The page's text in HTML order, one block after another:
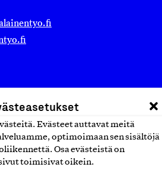
Evästeet auttavat meitä
optimoimaan sen sisältöjä
Osa evästeistä on
toimisivat oikein.